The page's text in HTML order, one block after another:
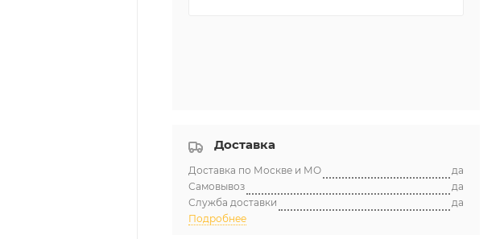
Доставка
Доставка по Москве и МО
да
Самовывоз
да
Служба доставки
да
Подробнее